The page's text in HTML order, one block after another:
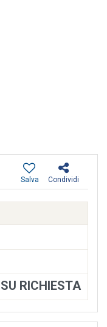
Condividi
Salva
SU RICHIESTA